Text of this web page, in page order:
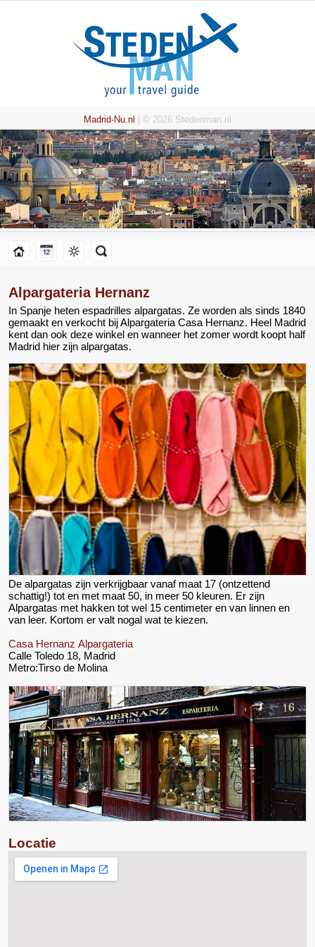
Madrid-Nu.nl | © 2026 Stedenman.nl
Alpargateria Hernanz
In Spanje heten espadrilles alpargatas. Ze worden als sinds 1840
gemaakt en verkocht bij Alpargateria Casa Hernanz. Heel Madrid
kent dan ook deze winkel en wanneer het zomer wordt koopt half
Madrid hier zijn alpargatas.
De alpargatas zijn verkrijgbaar vanaf maat 17 (ontzettend
schattig!) tot en met maat 50, in meer 50 kleuren. Er zijn
Alpargatas met hakken tot wel 15 centimeter en van linnen en
van leer. Kortom er valt nogal wat te kiezen.
Casa Hernanz Alpargateria
Calle Toledo 18, Madrid
Metro:Tirso de Molina
Locatie